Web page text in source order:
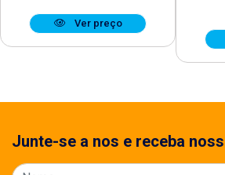
Ver preço
Junte-se a nos e receba